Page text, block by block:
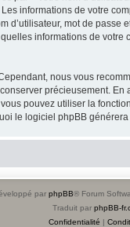
informations de votre
mot de
informations de
nous vous
précieusement.
pouvez utiliser la
le logiciel phpBB
par phpBB® Forum
Traduit par phpBB-
Confidentialité |